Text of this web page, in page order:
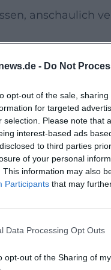
- Do Not
opt-out of the sale,
for targeted
selection. Please note that
interest-based ads
to third parties
of your personal
This information may also
Participants that may
Data Processing Opt Outs
opt-out of the Sharing of
anschaulich
Atmosphäre
Genuss
Käse. Die
Museums-
fachliche
für Naturkunde,